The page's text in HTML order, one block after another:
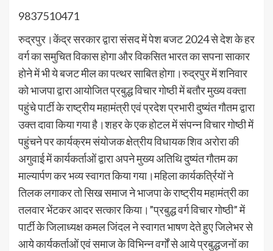
9837510471
रुद्रपुर।केंद्र सरकार द्वारा संसद में पेश बजट 2024 से देश के हर
वर्ग का समुचित विकास होगा और विकसित भारत का सपना साकार
होने में भी ये बजट मील का पत्थर साबित होगा।रुद्रपुर में शनिवार
को भाजपा द्वारा आयोजित प्रबुद्ध विचार गोष्ठी में बतौर मुख्य वक्ता
पहुंचे पार्टी के राष्ट्रीय महामंत्री एवं प्रदेश प्रभारी दुष्यंत गौतम द्वारा
उक्त दावा किया गया है।शहर के एक होटल में संपन्न विचार गोष्ठी में
पहुंचने पर कार्यक्रम संयोजक क्षेत्रीय विधायक शिव अरोरा की
अगुवाई में कार्यकर्ताओं द्वारा अपने मुख्य अतिथि दुष्यंत गौतम का
माल्यार्पण कर भव्य स्वागत किया गया।महिला कार्यकर्त्रियों ने
तिलक लगाकर तो सिख समाज ने भाजपा के राष्ट्रीय महामंत्री का
तलवार भेंटकर आदर सत्कार किया।”प्रबुद्ध वर्ग विचार गोष्ठी” में
पार्टी के जिलाध्यक्ष कमल जिंदल ने स्वागत भाषण देते हुए जिलेभर से
आये कार्यकर्ताओं एवं समाज के विभिन्न वर्गों से आये प्रबुद्धजनों का